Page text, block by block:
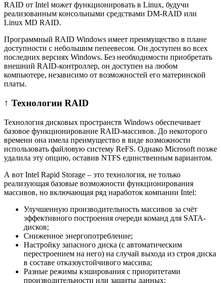
RAID от Intel может функционировать в Linux, будучи
реализованным консольными средствами DM-RAID или
Linux MD RAID.
Программный RAID Windows имеет преимущество в плане
доступности с небольшим пепеевесом. Он доступен во всех
последних версиях Windows. Без необходимости приобретать
внешний RAID-контроллер, он доступен на любом
компьютере, независимо от возможностей его материнской
платы.
↑ Технологии RAID
Технология дисковых пространств Windows обеспечивает
базовое функционирование RAID-массивов. До некоторого
времени она имела преимущество в виде возможности
использовать файловую систему ReFS. Однако Microsoft позже
удалила эту опцию, оставив NTFS единственным вариантом.
А вот Intel Rapid Storage – это технология, не только
реализующая базовые возможности функционирования
массивов, но включающая ряд наработок компании Intel:
Улучшенную производительность массивов за счёт
эффективного построения очереди команд для SATA-
дисков;
Сниженное энергопотребление;
Настройку запасного диска (с автоматическим
перестроением на него) на случай выхода из строя диска
в составе отказоустойчивого массива;
Разные режимы кэширования с приоритетами
производительности или защиты данных;